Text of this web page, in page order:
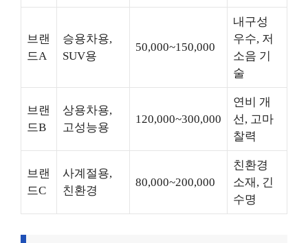
브랜
드A
승용차용,
SUV용
50,000~150,000
내구성
우수, 저
소음 기
술
브랜
드B
상용차용,
고성능용
120,000~300,000
연비 개
선, 고마
찰력
브랜
드C
사계절용,
친환경
80,000~200,000
친환경
소재, 긴
수명